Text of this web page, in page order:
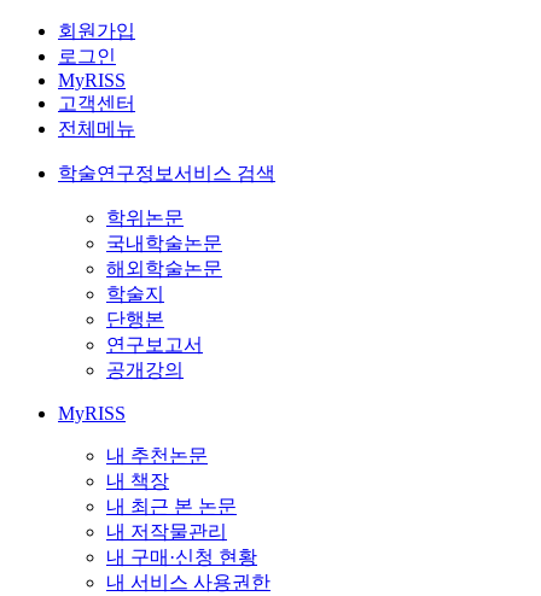
회원가입
로그인
MyRISS
고객센터
전체메뉴
학술연구정보서비스 검색
학위논문
국내학술논문
해외학술논문
학술지
단행본
연구보고서
공개강의
MyRISS
내 추천논문
내 책장
내 최근 본 논문
내 저작물관리
내 구매·신청 현황
내 서비스 사용권한